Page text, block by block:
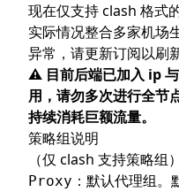
现在仅支持 clash 格式
实际情况整合多家机场
异常，请更新订阅以刷
⚠️ 目前后端已加入 ip
用，请勿多次进行全节
持续消耗巨额流量。
策略组说明
（仅 clash 支持策略组）
Proxy ：默认代理组